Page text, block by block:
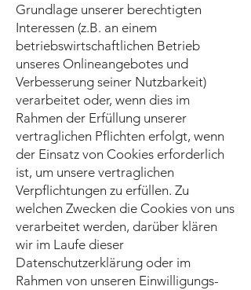
Grundlage unserer berechtigten
Interessen (z.B. an einem
betriebswirtschaftlichen Betrieb
unseres Onlineangebotes und
Verbesserung seiner Nutzbarkeit)
verarbeitet oder, wenn dies im
Rahmen der Erfüllung unserer
vertraglichen Pflichten erfolgt, wenn
der Einsatz von Cookies erforderlich
ist, um unsere vertraglichen
Verpflichtungen zu erfüllen. Zu
welchen Zwecken die Cookies von uns
verarbeitet werden, darüber klären
wir im Laufe dieser
Datenschutzerklärung oder im
Rahmen von unseren Einwilligungs-